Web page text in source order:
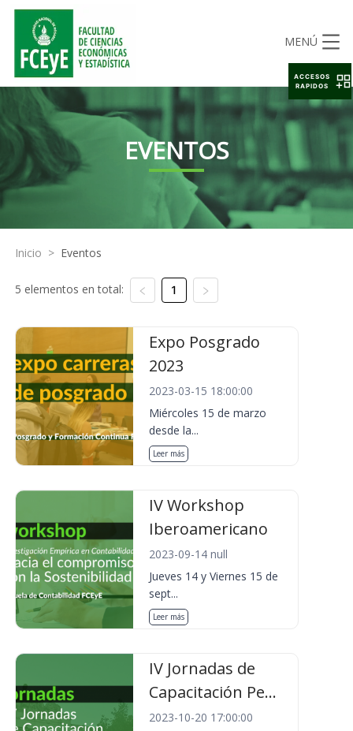
MENÚ
EVENTOS
Inicio > Eventos
5 elementos en total: 1
Expo Posgrado
2023
2023-03-15 18:00:00
Miércoles 15 de marzo
desde la...
Leer más
IV Workshop
Iberoamericano
2023-09-14 null
Jueves 14 y Viernes 15 de
sept...
Leer más
IV Jornadas de
Capacitación Pe...
2023-10-20 17:00:00
ACCESOS
RAPIDOS